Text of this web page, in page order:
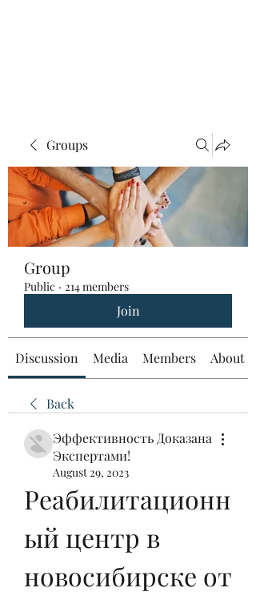
Groups
Group
Public · 214 members
Join
Discussion Media Members About
Back
Эффективность Доказана
Экспертами!
August 29, 2023
Реабилитационн
ый центр в
новосибирске от